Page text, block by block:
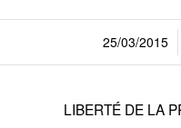
25/03/2015
/
LIBERTÉ DE LA